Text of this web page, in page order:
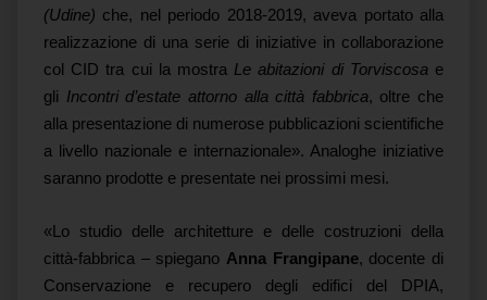
(Udine) che, nel periodo 2018-2019, aveva portato alla
realizzazione di una serie di iniziative in collaborazione
col CID tra cui la mostra Le abitazioni di Torviscosae
gli Incontri d’estate attorno alla città fabbrica, oltre che
alla presentazione di numerose pubblicazioni scientifiche
a livello nazionale e internazionale». Analoghe iniziative
saranno prodotte e presentate nei prossimi mesi.
«Lo studio delle architetture e delle costruzioni della
città-fabbrica – spiegano Anna Frangipane, docente di
Conservazione e recupero degli edifici del DPIA,